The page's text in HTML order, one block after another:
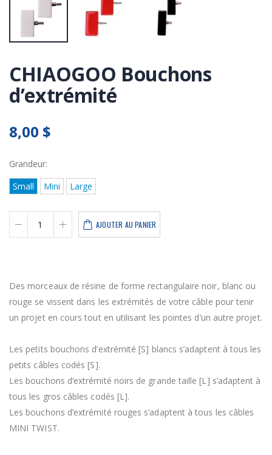
CHIAOGOO Bouchons
d’extrémité
8,00 $
Grandeur:
Small
Mini Large
AJOUTER AU PANIER
Des morceaux de résine de forme rectangulaire noir, blanc ou
rouge se vissent dans les extrémités de votre câble pour tenir
un projet en cours tout en utilisant les pointes d’un autre projet.
Les petits bouchons d’extrémité [S] blancs s’adaptent à tous les
petits câbles codés [S].
Les bouchons d’extrémité noirs de grande taille [L] s’adaptent à
tous les gros câbles codés [L].
Les bouchons d’extrémité rouges s’adaptent à tous les câbles
MINI TWIST.